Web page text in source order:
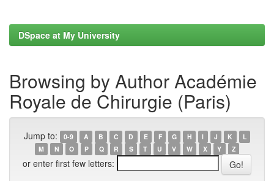
DSpace at My University
Browsing by Author Académie
Royale de Chirurgie (Paris)
Jump to: 0-9 A B C D E F G H I J K
L
M
N O P Q R S T U V W X Y Z
or enter first few letters: